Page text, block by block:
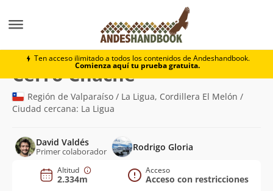
Ten acceso ilimitado a todos los contenidos de Andeshandbook.
Comienza aquí tu prueba gratuita.
Cerro Chache
Cerro Chache(2.334m)
Región de Valparaíso / La Ligua, Cordillera El Melón /
Ciudad cercana: La Ligua
David Valdés
Primer colaborador Rodrigo Gloria
Altitud
2.334m
Acceso
Acceso con restricciones